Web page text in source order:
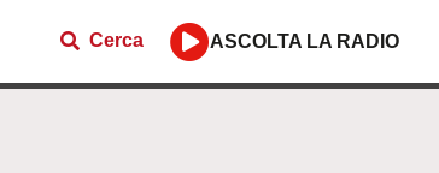
Cerca ASCOLTA LA RADIO